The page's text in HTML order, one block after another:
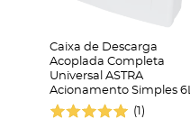
Caixa de Descarga
Acoplada Completa
Universal ASTRA
Acionamento Simples 6L
(1)